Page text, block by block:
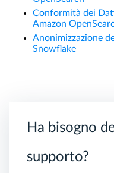
Conformità dei
Amazon
Anonimizzazione
Snowflake
Ha bisogno
supporto?